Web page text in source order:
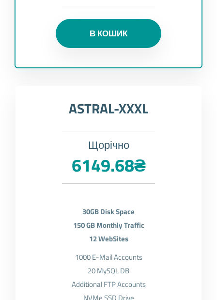
В КОШИК
ASTRAL-XXXL
Щорічно
6149.68₴
30GB Disk Space
150 GB Monthly Traffic
12 WebSites
1000 E-Mail Accounts
20 MySQL DB
Additional FTP Accounts